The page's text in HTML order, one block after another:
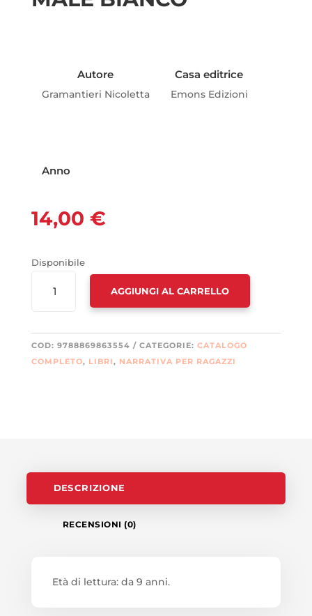
Autore
Gramantieri Nicoletta
Casa editrice
Emons Edizioni
Anno
14,00 €
Disponibile
BIANCO
AGGIUNGI AL CARRELLO
COD: 9788869863554 CATEGORIE: CATALOGO
COMPLETO, LIBRI, NARRATIVA PER RAGAZZI
DESCRIZIONE
RECENSIONI (0)
Età di lettura: da 9 anni.